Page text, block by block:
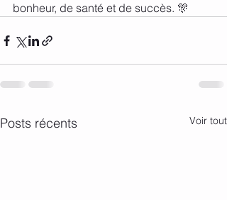
bonheur, de santé et de succès. 🎊
Posts récents Voir tout